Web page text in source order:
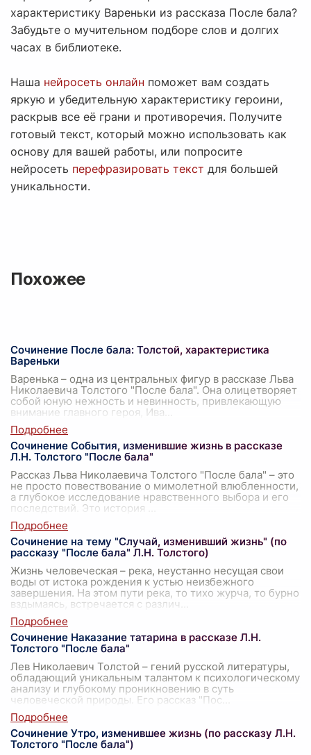
характеристику Вареньки из рассказа После бала?
Забудьте о мучительном подборе слов и долгих
часах в библиотеке.
Наша нейросеть онлайн поможет вам создать
яркую и убедительную характеристику героини,
раскрыв все её грани и противоречия. Получите
готовый текст, который можно использовать как
основу для вашей работы, или попросите
нейросеть перефразировать текст для большей
уникальности.
Похожее
Сочинение После бала: Толстой, характеристика
Вареньки
Варенька – одна из центральных фигур в рассказе Льва
Николаевича Толстого "После бала". Она олицетворяет
собой юную нежность и невинность, привлекающую
внимание главного героя, Ива
Сочинение События, изменившие жизнь в рассказе
Л.Н. Толстого "После бала"
Рассказ Льва Николаевича Толстого "После бала" – это
не просто повествование о мимолетной влюбленности,
а глубокое исследование нравственного выбора и его
последствий. Это история
Сочинение на тему "Случай, изменивший жизнь" (по
рассказу "После бала" Л.Н. Толстого)
Жизнь человеческая – река, неустанно несущая свои
воды от истока рождения к устью неизбежного
завершения. На этом пути река, то тихо журча, то бурно
вздымаясь, встречается с различ
Сочинение Наказание татарина в рассказе Л.Н.
Толстого "После бала"
Лев Николаевич Толстой – гений русской литературы,
обладающий уникальным талантом к психологическому
анализу и глубокому проникновению в суть
человеческой природы. Его рассказ "Пос
Сочинение Утро, изменившее жизнь (по рассказу Л.Н.
Толстого "После бала")